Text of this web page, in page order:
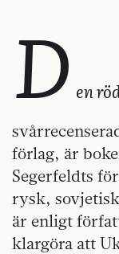
D en
förlag, är
Segerfeldts
rysk,
är enligt
klargöra att